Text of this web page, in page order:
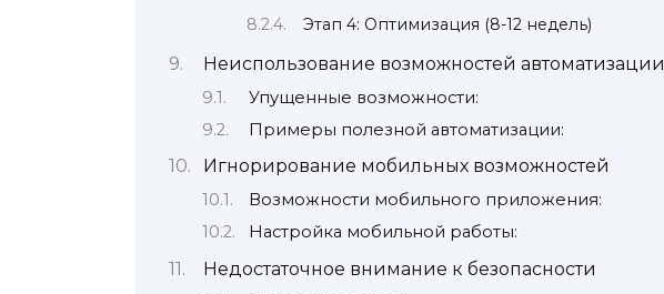
Этап 4: Оптимизация (8-12 недель)
Неиспользование возможностей автоматизации
Упущенные возможности:
Примеры полезной автоматизации:
Игнорирование мобильных возможностей
Возможности мобильного приложения:
Настройка мобильной работы:
Недостаточное внимание к безопасности